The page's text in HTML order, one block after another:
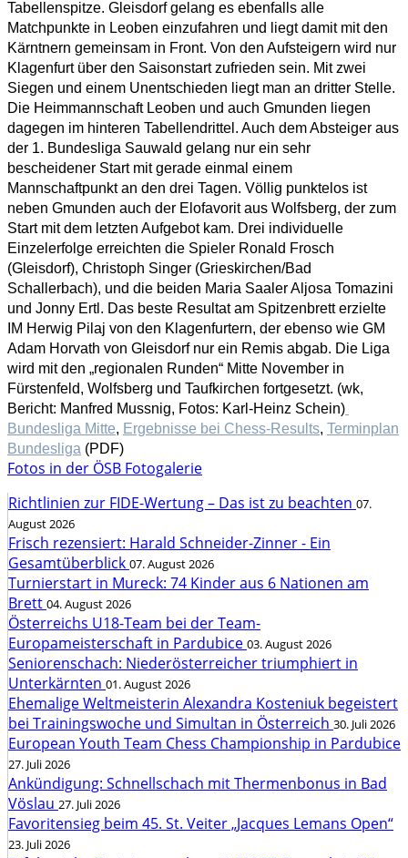
Tabellenspitze. Gleisdorf gelang es ebenfalls alle
Matchpunkte in Leoben einzufahren und liegt damit mit den
Kärntnern gemeinsam in Front. Von den Aufsteigern wird nur
Klagenfurt über den Saisonstart zufrieden sein. Mit zwei
Siegen und einem Unentschieden liegt man an dritter Stelle.
Die Heimmannschaft Leoben und auch Gmunden liegen
dagegen im hinteren Tabellendrittel. Auch dem Absteiger aus
der 1. Bundesliga Sauwald gelang nur ein sehr
bescheidener Start mit gerade einmal einem
Mannschaftpunkt an den drei Tagen. Völlig punktelos ist
neben Gmunden auch der Elofavorit aus Wolfsberg, der zum
Start mit dem letzten Aufgebot kam. Drei individuelle
Einzelerfolge erreichten die Spieler Ronald Frosch
(Gleisdorf), Christoph Singer (Grieskirchen/Bad
Schallerbach), und die beiden Maria Saaler Aljosa Tomazini
und Jonny Ertl. Das beste Resultat am Spitzenbrett erzielte
IM Herwig Pilaj von den Klagenfurtern, der ebenso wie GM
Adam Horvath von Gleisdorf nur ein Remis abgab. Die Liga
wird mit den „regionalen Runden“ Mitte November in
Fürstenfeld, Wolfsberg und Taufkirchen fortgesetzt. (wk,
Bericht: Manfred Mussnig, Fotos: Karl-Heinz Schein)
Bundesliga Mitte, Ergebnisse bei Chess-Results, Terminplan
Bundesliga (PDF)
Fotos in der ÖSB Fotogalerie
Richtlinien zur FIDE-Wertung – Das ist zu beachten 07.
August 2026
Frisch rezensiert: Harald Schneider-Zinner - Ein
Gesamtüberblick 07. August 2026
Turnierstart in Mureck: 74 Kinder aus 6 Nationen am
Brett 04. August 2026
Österreichs U18-Team bei der Team-
Europameisterschaft in Pardubice 03. August 2026
Seniorenschach: Niederösterreicher triumphiert in
Unterkärnten 01. August 2026
Ehemalige Weltmeisterin Alexandra Kosteniuk begeistert
bei Trainingswoche und Simultan in Österreich 30. Juli 2026
European Youth Team Chess Championship in Pardubice
27. Juli 2026
Ankündigung: Schnellschach mit Thermenbonus in Bad
Vöslau 27. Juli 2026
Favoritensieg beim 45. St. Veiter „Jacques Lemans Open“
23. Juli 2026